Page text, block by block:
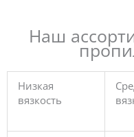
Наш
Низкая
вязкость